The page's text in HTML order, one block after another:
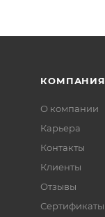
КОМПАНИЯ
О компании
Карьера
Контакты
Клиенты
Отзывы
Сертификаты